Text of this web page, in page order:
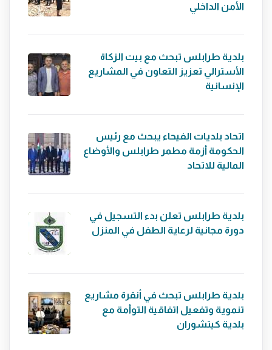
الأمن الداخلي
بلدية طرابلس تبحث مع بيت الزكاة
الأسترالي تعزيز التعاون في المشاريع
الإنسانية
اتحاد بلديات الفيحاء يبحث مع رئيس
الحكومة أزمة مطمر طرابلس والأوضاع
المالية للاتحاد
بلدية طرابلس تعلن بدء التسجيل في
دورة مجانية لرعاية الطفل في المنزل
بلدية طرابلس تبحث في أنقرة مشاريع
تنموية وتفعيل اتفاقية التوأمة مع
بلدية كيتشوران